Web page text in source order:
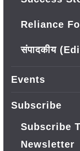
Reliance
संपादकीय
Events
Subscribe
Subscribe
Newsletter